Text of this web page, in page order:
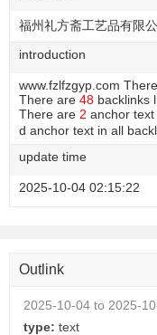
福州礼方斋工艺品有限
introduction
www.fzlfzgyp.com
There are 48 backlinks
There are 2 anchor
d anchor text in all
update time
2025-10-04 02:15:22
Outlink
2025-10-04 to 2025-
type: text